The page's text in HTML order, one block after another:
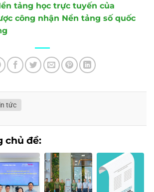
tảng học trực tuyến của
công nhận Nền tảng số quốc
tức
chủ đề: